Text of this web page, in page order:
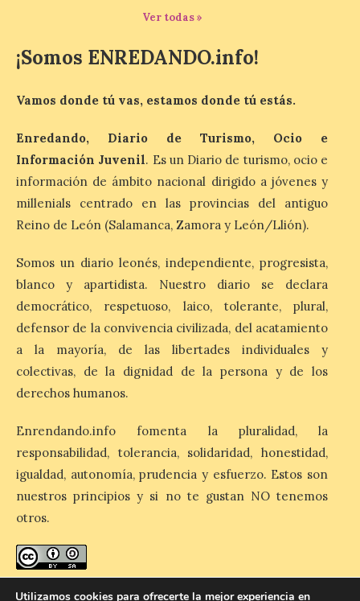
reúne una selección de
Antigüedad clásica, la mitología y los
viajes, que se suceden al ritmo de un
Patrimonio Nacional
cancela la temporada de
fuentes de La Granja ante
la escasez de agua
Esta medida afecta a los
espectáculos nocturnos
de la Fuente Baños de
Diana previstos para los
así como al encendido extraordinario del
día 25. La reserva de agua en el estanque
«El Mar», […]
El Descenso Internacional
del Sella arranca con el
homenaje a los campeones
y el izado de las banderas
autonómicas
Descenso Internacional
del Sella reunirá este año a
Ver todas »
¡Somos ENREDANDO.info!
Vamos donde tú vas, estamos donde tú estás.
Enredando, Diario de Turismo, Ocio e
Información Juvenil. Es un Diario de turismo, ocio e
información de ámbito nacional dirigido a jóvenes y
millenials centrado en las provincias del antiguo
Reino de León (Salamanca, Zamora y León/Llión).
Somos un diario leonés, independiente, progresista,
blanco y apartidista. Nuestro diario se declara
democrático, respetuoso, laico, tolerante, plural,
defensor de la convivencia civilizada, del acatamiento
a la mayoría, de las libertades individuales y
colectivas, de la dignidad de la persona y de los
derechos humanos.
Enrendando.info fomenta la pluralidad, la
responsabilidad, tolerancia, solidaridad, honestidad,
igualdad, autonomía, prudencia y esfuerzo. Estos son
nuestros principios y si no te gustan NO tenemos
otros.
Utilizamos cookies para ofrecerte la mejor experiencia en